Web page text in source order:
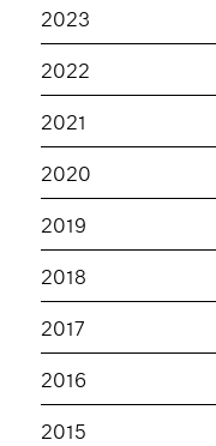
2023
2022
2021
2020
2019
2018
2017
2016
2015